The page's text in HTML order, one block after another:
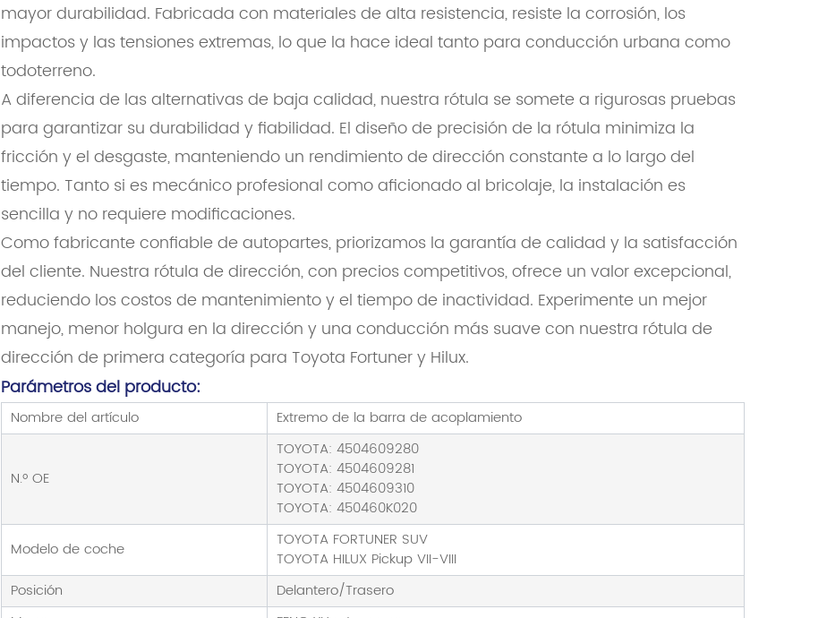
mayor durabilidad. Fabricada con materiales de alta resistencia, resiste la corrosión, los
impactos y las tensiones extremas, lo que la hace ideal tanto para conducción urbana como
todoterreno.
A diferencia de las alternativas de baja calidad, nuestra rótula se somete a rigurosas pruebas
para garantizar su durabilidad y fiabilidad. El diseño de precisión de la rótula minimiza la
fricción y el desgaste, manteniendo un rendimiento de dirección constante a lo largo del
tiempo. Tanto si es mecánico profesional como aficionado al bricolaje, la instalación es
sencilla y no requiere modificaciones.
Como fabricante confiable de autopartes, priorizamos la garantía de calidad y la satisfacción
del cliente. Nuestra rótula de dirección, con precios competitivos, ofrece un valor excepcional,
reduciendo los costos de mantenimiento y el tiempo de inactividad. Experimente un mejor
manejo, menor holgura en la dirección y una conducción más suave con nuestra rótula de
dirección de primera categoría para Toyota Fortuner y Hilux.
Parámetros del producto:
Nombre del artículo Extremo de la barra de acoplamiento
N.º OE
TOYOTA: 4504609280
TOYOTA: 4504609281
TOYOTA: 4504609310
TOYOTA: 450460K020
Modelo de coche
TOYOTA FORTUNER SUV
TOYOTA HILUX Pickup VII-VIII
Posición
Delantero/Trasero